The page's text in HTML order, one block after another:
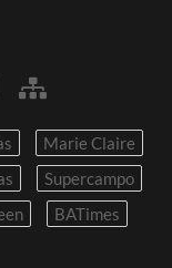
Marie Claire
Supercampo
BATimes